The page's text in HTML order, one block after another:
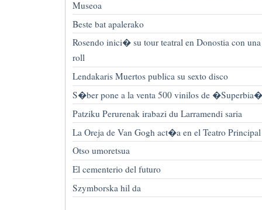
Museoa
Beste bat apalerako
Rosendo inici� su tour teatral en Donostia con
roll
Lendakaris Muertos publica su sexto disco
S�ber pone a la venta 500 vinilos de �Superbia�
Patziku Perurenak irabazi du Larramendi saria
La Oreja de Van Gogh act�a en el Teatro Principal
Otso umoretsua
El cementerio del futuro
Szymborska hil da